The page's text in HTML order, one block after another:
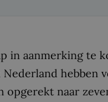
in aanmerking te
hebben
naar